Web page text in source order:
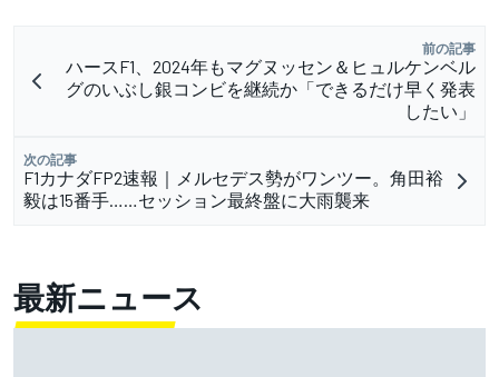
前の記事
ハースF1、2024年もマグヌッセン＆ヒュルケンベル
グのいぶし銀コンビを継続か「できるだけ早く発表
したい」
次の記事
F1カナダFP2速報｜メルセデス勢がワンツー。角田裕
毅は15番手……セッション最終盤に大雨襲来
最新ニュース